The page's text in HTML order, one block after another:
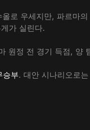
로 우세지만, 파르마
가 실린다.
원정 전 경기 득점, 양
승부. 대안 시나리오로